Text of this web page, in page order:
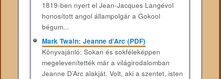
1819-ben nyert el Jean-Jacques Langévol
honosított angol állampolgár a Gokool
bégum...
Mark Twain: Jeanne d’Arc (PDF)
Könyvajánló: Sokan és sokféleképpen
megelevenítették már a világirodalomban
Jeanne D’Arc alakját. Volt, aki a szentet, isten